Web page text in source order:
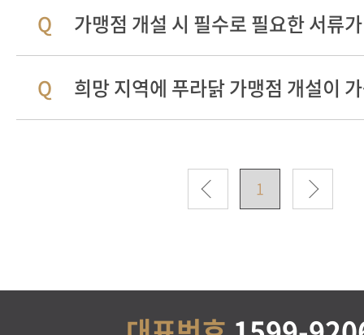
가맹점 개설 시 필수로 필요한 서류
희망 지역에 푸라닭 가맹점 개설이
1